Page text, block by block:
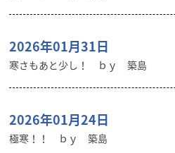
2026年01月31日
寒さもあと少し！ ｂｙ 築島
2026年01月24日
極寒！！ ｂｙ 築島